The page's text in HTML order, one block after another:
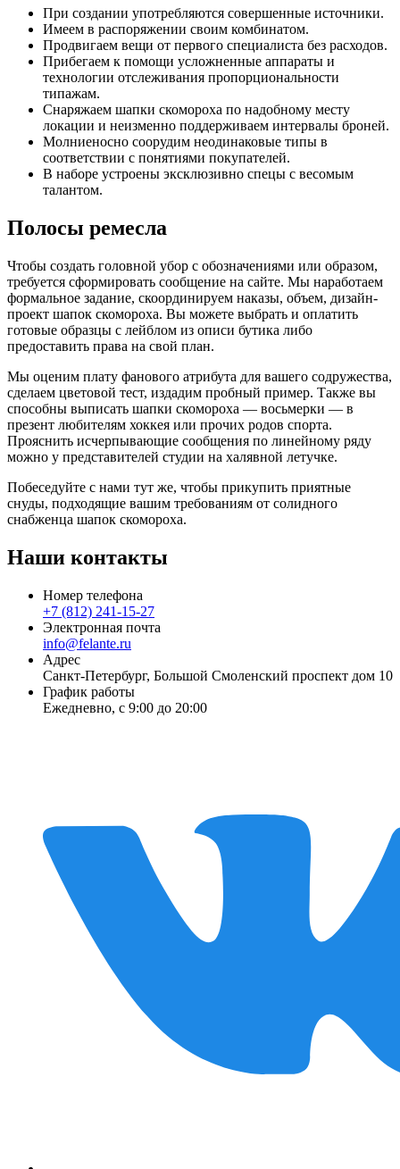
При создании употребляются совершенные источники.
Имеем в распоряжении своим комбинатом.
Продвигаем вещи от первого специалиста без расходов.
Прибегаем к помощи усложненные аппараты и
технологии отслеживания пропорциональности
типажам.
Снаряжаем шапки скомороха по надобному месту
локации и неизменно поддерживаем интервалы броней.
Молниеносно соорудим неодинаковые типы в
соответствии с понятиями покупателей.
В наборе устроены эксклюзивно спецы с весомым
талантом.
Полосы ремесла
Чтобы создать головной убор с обозначениями или образом,
требуется сформировать сообщение на сайте. Мы наработаем
формальное задание, скоординируем наказы, объем, дизайн-
проект шапок скомороха. Вы можете выбрать и оплатить
готовые образцы с лейблом из описи бутика либо
предоставить права на свой план.
Мы оценим плату фанового атрибута для вашего содружества,
сделаем цветовой тест, издадим пробный пример. Также вы
способны выписать шапки скомороха — восьмерки — в
презент любителям хоккея или прочих родов спорта.
Прояснить исчерпывающие сообщения по линейному ряду
можно у представителей студии на халявной летучке.
Побеседуйте с нами тут же, чтобы прикупить приятные
снуды, подходящие вашим требованиям от солидного
снабженца шапок скомороха.
Наши контакты
Номер телефона
+7 (812) 241-15-27
Электронная почта
info@felante.ru
Адрес
Санкт-Петербург, Большой Смоленский проспект дом 10
График работы
Ежедневно, с 9:00 до 20:00